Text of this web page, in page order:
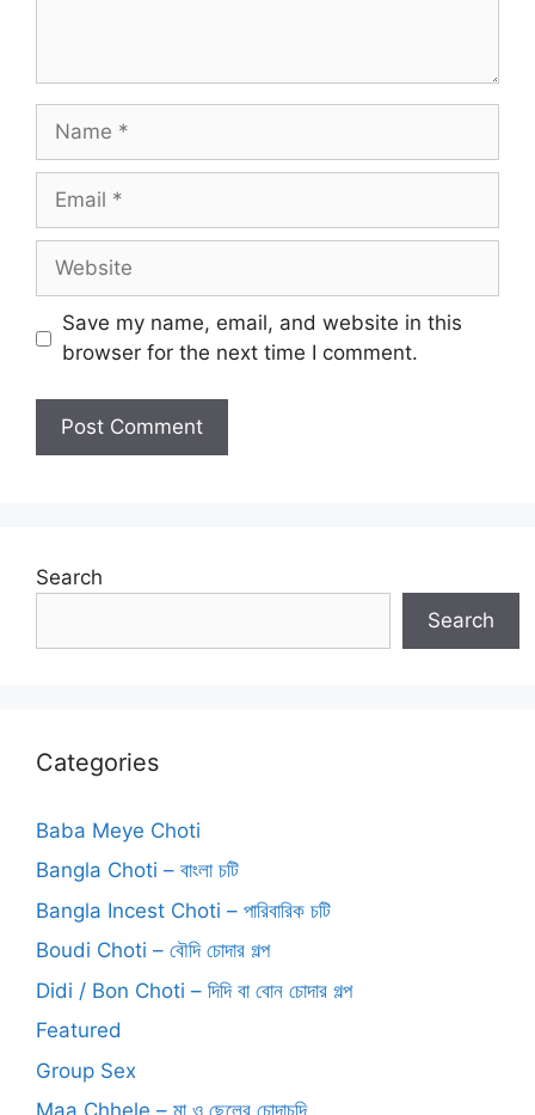
Name
Email
Website
Save my name, email, and website in this
browser for the next time I comment.
Search
Search
Categories
Baba Meye Choti
Bangla Choti – বাংলা চটি
Bangla Incest Choti – পারিবারিক চটি
Boudi Choti – বৌদি চোদার গল্প
Didi / Bon Choti – দিদি বা বোন চোদার গল্প
Featured
Group Sex
Maa Chhele – মা ও ছেলের চোদাচুদি